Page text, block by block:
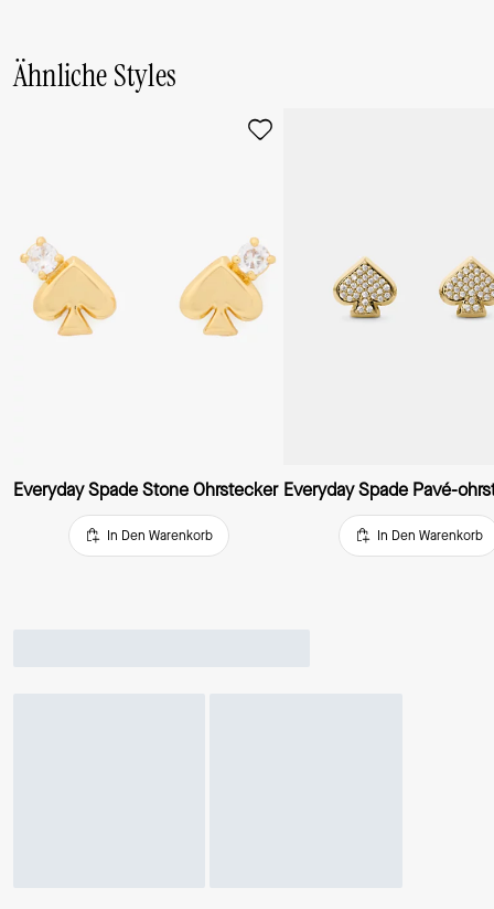
Ähnliche Styles
Everyday Spade Stone Ohrstecker
In Den Warenkorb
Everyday Spade Pavé-
In Den Warenkorb